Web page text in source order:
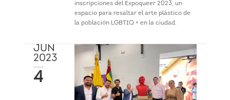
inscripciones del Expoqueer 2023, un
espacio para resaltar el arte plástico de
la población LGBTIQ + en la ciudad.
JUN
2023
4